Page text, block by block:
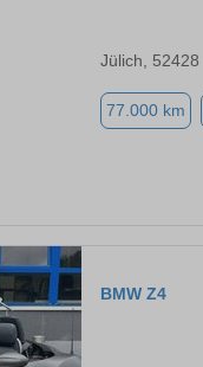
Jülich, 52428
77.000 km
BMW Z4